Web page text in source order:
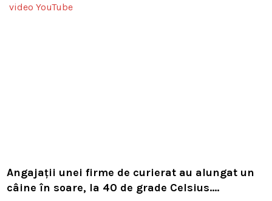
Angajații unei firme de curierat au alungat un
câine în soare, la 40 de grade Celsius.